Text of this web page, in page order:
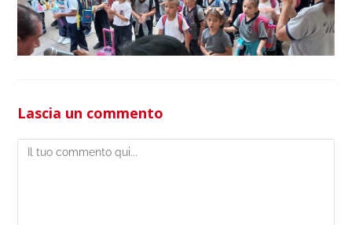
Lascia un commento